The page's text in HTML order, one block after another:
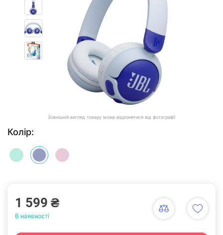
Зовнішній вигляд товару може відрізнятися від фотографії
Колір:
1 599 ₴
В наявності